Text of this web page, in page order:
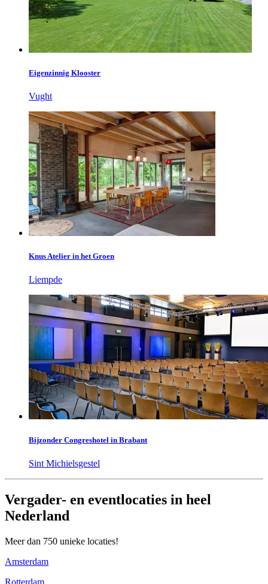
Eigenzinnig Klooster
Vught
Knus Atelier in het Groen
Liempde
Bijzonder Congreshotel in Brabant
Sint Michielsgestel
Vergader- en eventlocaties in heel
Nederland
Meer dan 750 unieke locaties!
Amsterdam
Rotterdam